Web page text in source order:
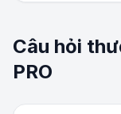
Câu hỏi
PRO